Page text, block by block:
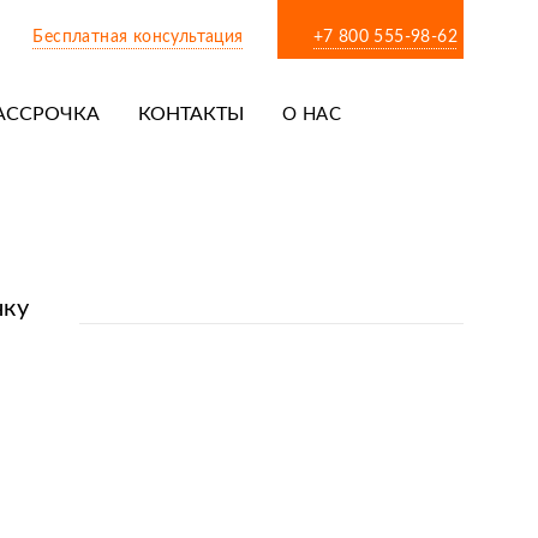
Бесплатная консультация +7 800 555-98-62
КОНТАКТЫ
О НАС